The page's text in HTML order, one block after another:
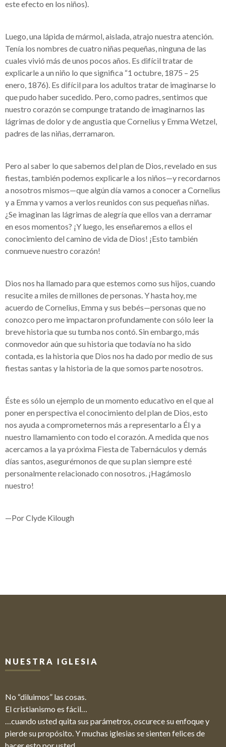
este efecto en los niños).
Luego, una lápida de mármol, aislada, atrajo nuestra atención.
Tenía los nombres de cuatro niñas pequeñas, ninguna de las
cuales vivió más de unos pocos años. Es difícil tratar de
explicarle a un niño lo que significa “1 octubre, 1875 – 25
enero, 1876). Es difícil para los adultos tratar de imaginarse lo
que pudo haber sucedido. Pero, como padres, sentimos que
nuestro corazón se compunge tratando de imaginarnos las
lágrimas de dolor y de angustia que Cornelius y Emma Wetzel,
padres de las niñas, derramaron.
Pero al saber lo que sabemos del plan de Dios, revelado en sus
fiestas, también podemos explicarle a los niños—y recordarnos
a nosotros mismos—que algún día vamos a conocer a Cornelius
y a Emma y vamos a verlos reunidos con sus pequeñas niñas.
¿Se imaginan las lágrimas de alegría que ellos van a derramar
en esos momentos? ¡Y luego, les enseñaremos a ellos el
conocimiento del camino de vida de Dios! ¡Esto también
conmueve nuestro corazón!
Dios nos ha llamado para que estemos como sus hijos, cuando
resucite a miles de millones de personas. Y hasta hoy, me
acuerdo de Cornelius, Emma y sus bebés—personas que no
conozco pero me impactaron profundamente con sólo leer la
breve historia que su tumba nos contó. Sin embargo, más
conmovedor aún que su historia que todavía no ha sido
contada, es la historia que Dios nos ha dado por medio de sus
fiestas santas y la historia de la que somos parte nosotros.
Éste es sólo un ejemplo de un momento educativo en el que al
poner en perspectiva el conocimiento del plan de Dios, esto
nos ayuda a comprometernos más a representarlo a Él y a
nuestro llamamiento con todo el corazón. A medida que nos
acercamos a la ya próxima Fiesta de Tabernáculos y demás
días santos, asegurémonos de que su plan siempre esté
personalmente relacionado con nosotros. ¡Hagámoslo
nuestro!
—Por Clyde Kilough
NUESTRA IGLESIA
No “diluimos” las cosas.
El cristianismo es fácil…
…cuando usted quita sus parámetros, oscurece su enfoque y
pierde su propósito. Y muchas iglesias se sienten felices de